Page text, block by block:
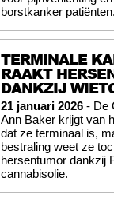
borstkanker patiënten.
TERMINALE
RAAKT
DANKZIJ
21 januari 2026 - De
Ann Baker krijgt van
dat ze terminaal is,
bestraling weet ze
hersentumor dankzij
cannabisolie.